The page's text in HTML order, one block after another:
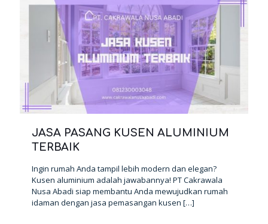
JASA PASANG KUSEN ALUMINIUM
TERBAIK
Ingin rumah Anda tampil lebih modern dan elegan?
Kusen aluminium adalah jawabannya! PT Cakrawala
Nusa Abadi siap membantu Anda mewujudkan rumah
idaman dengan jasa pemasangan kusen […]